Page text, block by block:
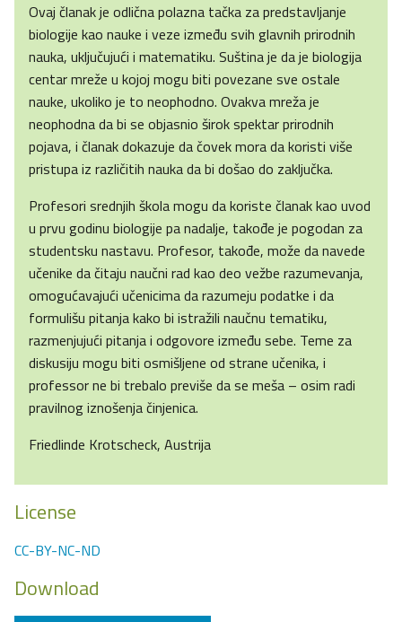
Ovaj članak je odlična polazna tačka za predstavljanje
biologije kao nauke i veze između svih glavnih prirodnih
nauka, uključujući i matematiku. Suština je da je biologija
centar mreže u kojoj mogu biti povezane sve ostale
nauke, ukoliko je to neophodno. Ovakva mreža je
neophodna da bi se objasnio širok spektar prirodnih
pojava, i članak dokazuje da čovek mora da koristi više
pristupa iz različitih nauka da bi došao do zaključka.
Profesori srednjih škola mogu da koriste članak kao uvod
u prvu godinu biologije pa nadalje, takođe je pogodan za
studentsku nastavu. Profesor, takođe, može da navede
učenike da čitaju naučni rad kao deo vežbe razumevanja,
omogućavajući učenicima da razumeju podatke i da
formulišu pitanja kako bi istražili naučnu tematiku,
razmenjujući pitanja i odgovore između sebe. Teme za
diskusiju mogu biti osmišljene od strane učenika, i
professor ne bi trebalo previše da se meša – osim radi
pravilnog iznošenja činjenica.
Friedlinde Krotscheck, Austrija
License
CC-BY-NC-ND
Download